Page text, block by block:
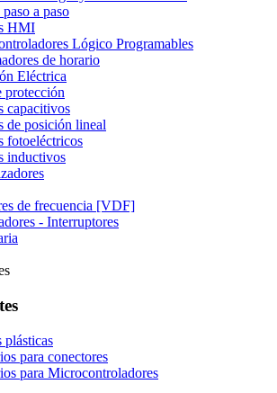
a paso
HMI
Lógico Programables
de horario
Eléctrica
protección
capacitivos
de posición lineal
fotoeléctricos
inductivos
de frecuencia [VDF]
- Interruptores
plásticas
para conectores
para Microcontroladores